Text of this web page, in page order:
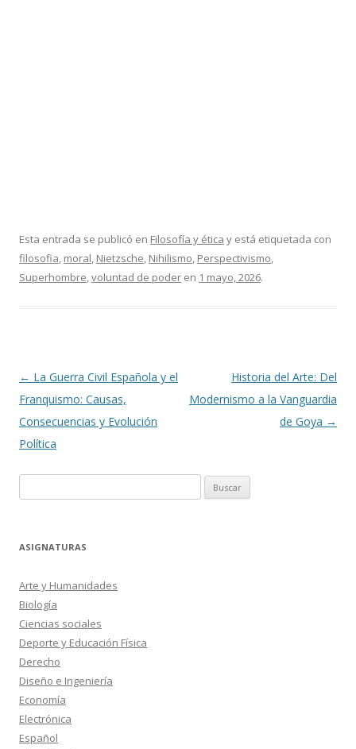
Esta entrada se publicó en Filosofía y ética y está etiquetada con
filosofia, moral, Nietzsche, Nihilismo, Perspectivismo,
Superhombre,voluntad de poder en 1 mayo, 2026.
Navegación
de
entradas
← La Guerra Civil Española y el
Franquismo: Causas,
Consecuencias y Evolución
Política
Historia del Arte: Del
Modernismo a la Vanguardia
de Goya →
ASIGNATURAS
Arte y Humanidades
Biología
Ciencias sociales
Deporte y Educación Física
Derecho
Diseño e Ingeniería
Economía
Electrónica
Español